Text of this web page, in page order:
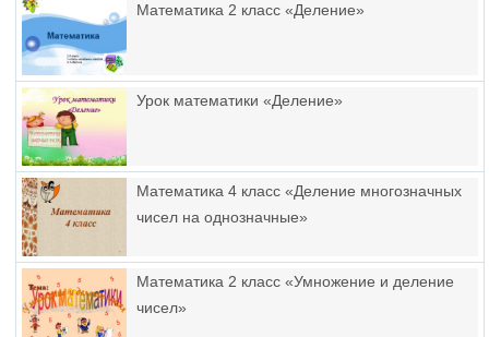
Математика 2 класс «Деление»
Урок математики «Деление»
Математика 4 класс «Деление многозначных
чисел на однозначные»
Математика 2 класс «Умножение и деление
чисел»